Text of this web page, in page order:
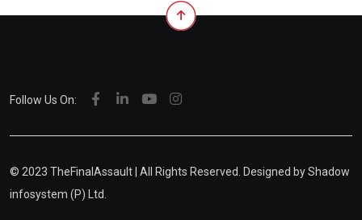
Follow Us On:
© 2023 TheFinalAssault | All Rights Reserved. Designed byShadow
infosystem (P) Ltd.